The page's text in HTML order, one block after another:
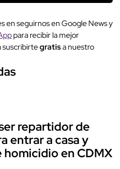
en seguirnos en Google News y
para recibir la mejor
suscribirtegratisa nuestro
repartidor de
entrar a casa y
en CDMX